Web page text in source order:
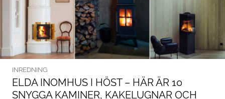
INREDNING
ELDA INOMHUS I HÖST – HÄR ÄR 10
SNYGGA KAMINER, KAKELUGNAR OCH